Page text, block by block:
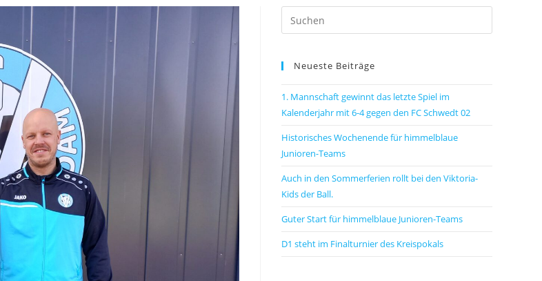
Neueste Beiträge
1. Mannschaft gewinnt das letzte Spiel im
Kalenderjahr mit 6-4 gegen den FC Schwedt 02
Historisches Wochenende für himmelblaue
Junioren-Teams
Auch in den Sommerferien rollt bei den Viktoria-
Kids der Ball.
Guter Start für himmelblaue Junioren-Teams
D1 steht im Finalturnier des Kreispokals